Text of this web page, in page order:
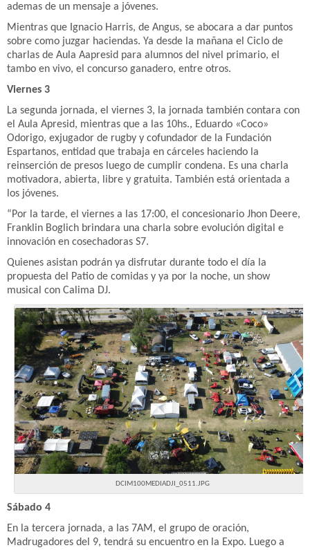
ademas de un mensaje a jóvenes.
Mientras que Ignacio Harris, de Angus, se abocara a dar puntos
sobre como juzgar haciendas. Ya desde la mañana el Ciclo de
charlas de Aula Aapresid para alumnos del nivel primario, el
tambo en vivo, el concurso ganadero, entre otros.
Viernes 3
La segunda jornada, el viernes 3, la jornada también contara con
el Aula Apresid, mientras que a las 10hs., Eduardo «Coco»
Odorigo, exjugador de rugby y cofundador de la Fundación
Espartanos, entidad que trabaja en cárceles haciendo la
reinserción de presos luego de cumplir condena. Es una charla
motivadora, abierta, libre y gratuita. También está orientada a
los jóvenes.
“Por la tarde, el viernes a las 17:00, el concesionario Jhon Deere,
Franklin Boglich brindara una charla sobre evolución digital e
innovación en cosechadoras S7.
Quienes asistan podrán ya disfrutar durante todo el día la
propuesta del Patio de comidas y ya por la noche, un show
musical con Calima DJ.
DCIM100MEDIADJI_0511.JPG
Sábado 4
En la tercera jornada, a las 7AM, el grupo de oración,
Madrugadores del 9, tendrá su encuentro en la Expo. Luego a